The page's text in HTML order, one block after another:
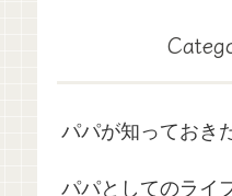
パパが知っておき
パパとしてのライ